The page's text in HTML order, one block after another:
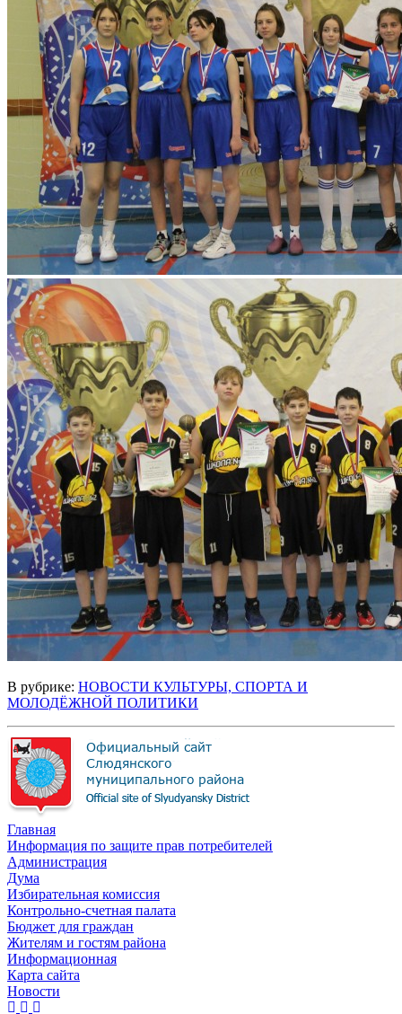
В рубрике: НОВОСТИ КУЛЬТУРЫ, СПОРТА И
МОЛОДЁЖНОЙ ПОЛИТИКИ
Главная
Информация по защите прав потребителей
Администрация
Дума
Избирательная комиссия
Контрольно-счетная палата
Бюджет для граждан
Жителям и гостям района
Информационная
Карта сайта
Новости